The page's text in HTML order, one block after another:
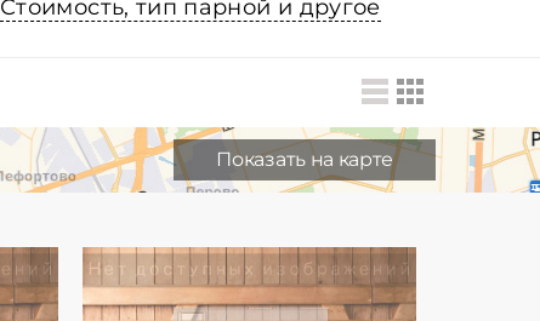
Стоимость, тип парной и другое
Показать на карте